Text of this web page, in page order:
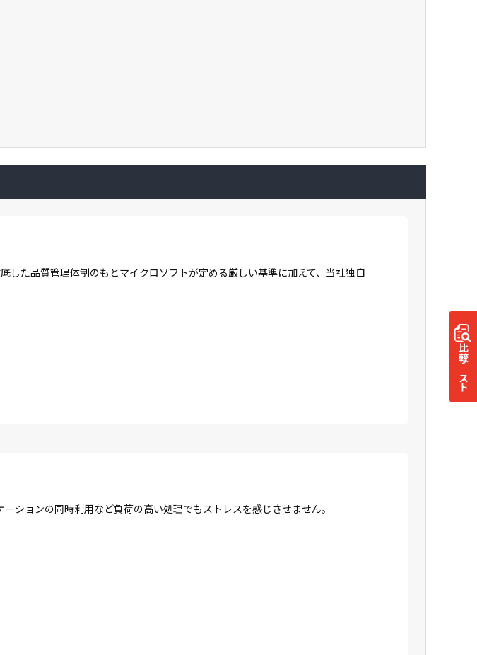
比較
リスト
した品質管理体制のもとマイクロソフトが定める厳しい基準に加えて、当社独自
ションの同時利用など負荷の高い処理でもストレスを感じさせません。